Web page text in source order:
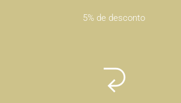
5% de desconto